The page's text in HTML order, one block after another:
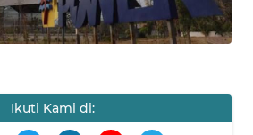
Ikuti Kami di: